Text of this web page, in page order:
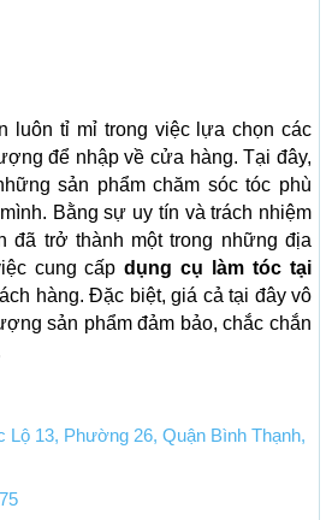
luôn tỉ mỉ trong việc lựa chọn các
để nhập về cửa hàng. Tại đây,
sản phẩm chăm sóc tóc phù
Bằng sự uy tín và trách nhiệm
đã trở thành một trong những địa
cung cấp dụng cụ làm tóc tại
hàng. Đặc biệt, giá cả tại đây vô
sản phẩm đảm bảo, chắc chắn
Lộ 13, Phường 26, Quận Bình Thạnh,